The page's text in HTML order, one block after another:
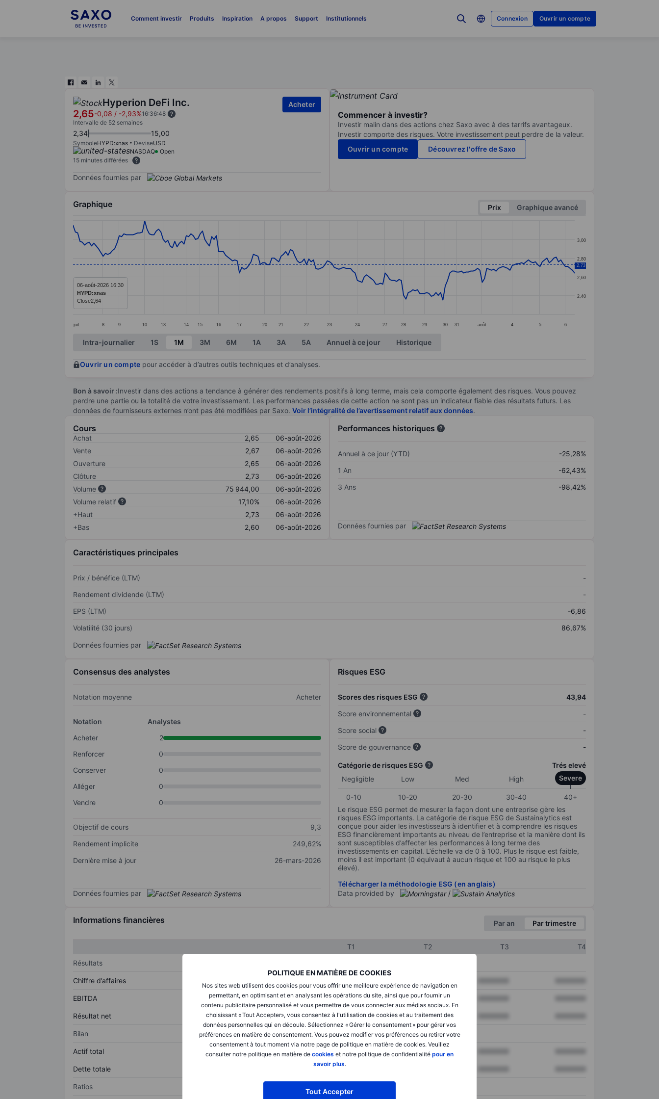
Comment investir Produits Inspiration A propos Support Institutionnels Connexion Ouvrir un compte
POLITIQUE EN MATIÈRE DE COOKIES
Nos sites web utilisent des cookies pour vous offrir une meilleure expérience de navigation en
permettant, en optimisant et en analysant les opérations du site, ainsi que pour fournir un
contenu publicitaire personnalisé et vous permettre de vous connecter aux médias sociaux. En
choisissant « Tout Accepter», vous consentez à l'utilisation de cookies et au traitement des
données personnelles qui en découle. Sélectionnez « Gérer le consentement » pour gérer vos
préférences en matière de consentement. Vous pouvez modifier vos préférences ou retirer votre
consentement à tout moment via notre page de politique en matière de cookies. Veuillez
consulter notre politique en matière de cookies et notre politique de confidentialité pour en
savoir plus.
Tout Accepter
Hyperion DeFi Inc.
2,65-0,08 / -2,93%16:36:48
Acheter
Intervalle de 52 semaines
2,34 15,00
SymboleHYPD:xnas DeviseUSD
NASDAQ
Open
15 minutes différées
Données fournies par
Commencer à investir?
Investir malin dans des actions chez Saxo avec à des tarrifs avantageux.
Investir comporte des risques. Votre investissement peut perdre de la valeur.
Ouvrir un compte
Découvrez l'offre de Saxo
Graphique Prix
Graphique avancé
Line chart with 218 data points.
The chart has 1 X axis displaying categories.
The chart has 1 Y axis displaying values. Data ranges from 2.35 to 3.2.
juil. 8 9 10 13 14 15 16 17 20 21 22 23 24 27 28 29 30 31 août 4 5 6
2,40
2,60
2,80
3,00
2,73
06-août-2026 16:30
HYPD:xnas
Close2,64
End of interactive chart.
Intra-journalier 1S 1M 3M 6M 1A 3A 5A Annuel à ce jour Historique
Ouvrir un compte pour accéder à d’autres outils techniques et d’analyses.
Bon à savoir :Investir dans des actions a tendance à générer des rendements positifs à long terme, mais cela comporte également des risques. Vous pouvez
perdre une partie ou la totalité de votre investissement. Les performances passées de cette action ne sont pas un indicateur fiable des résultats futurs. Les
données de fournisseurs externes n’ont pas été modifiées par Saxo. Voir l’intégralité de l’avertissement relatif aux données.
Cours
Achat 2,65
06-août-2026
Vente
2,67
06-août-2026
Ouverture
2,65
06-août-2026
Clôture
2,73
06-août-2026
Volume
75 944,00
06-août-2026
Volume relatif
17,10%
06-août-2026
+Haut
2,73
06-août-2026
+Bas
2,60 06-août-2026
Performances historiques
Annuel à ce jour (YTD)
-25,28%
1 An
-62,43%
3 Ans
-98,42%
Données fournies par
Caractéristiques principales
Prix / bénéfice (LTM)
-
Rendement dividende (LTM)
-
EPS (LTM)
-6,86
Volatilité (30 jours)
86,67%
Données fournies par
Consensus des analystes
Notation moyenne Acheter
Notation
Analystes
Acheter
2
Renforcer
0
Conserver
0
Alléger
0
Vendre
0
Objectif de cours
9,3
Rendement implicite
249,62%
Dernière mise à jour
26-mars-2026
Données fournies par
Risques ESG
Scores des risques ESG
43,94
Score environnemental
-
Score social
-
Score de gouvernance
-
Catégorie de risques ESG
Trés elevé
Negligible
Low Med High Severe
0-10 10-20 20-30 30-40
40+
Le risque ESG permet de mesurer la façon dont une entreprise gère les
risques ESG importants. La catégorie de risque ESG de Sustainalytics est
conçue pour aider les investisseurs à identifier et à comprendre les risques
ESG financièrement importants au niveau de l’entreprise et la manière dont ils
sont susceptibles d’affecter les performances à long terme des
investissements en capital. L’échelle va de 0 à 100. Plus le risque est faible,
moins il est important (0 équivaut à aucun risque et 100 au risque le plus
élevé).
Télécharger la méthodologie ESG (en anglais)
Data provided by
/
Informations financières Par an Par trimestre
T1 T2 T3
T4
Résultats
Chiffre d’affaires
EBITDA XXXXXXX XXXXXXX
Résultat net XXXXXXX XXXXXXX
Bilan
Actif total XXXXXXX XXXXXXX
Dette totale XXXXXXX
Ratios